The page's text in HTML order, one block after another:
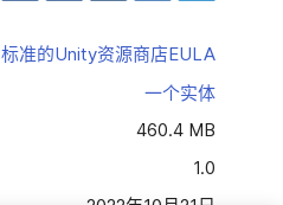
标准的Unity资源商店EULA
一个实体
460.4 MB
1.0